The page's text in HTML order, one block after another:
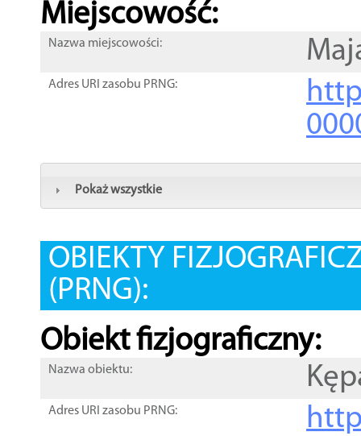
Miejscowość:
Nazwa miejscowości:
Adres URI zasobu PRNG:
Pokaż wszystkie
OBIEKTY
(PRNG):
Obiekt fizjograficzny:
Nazwa obiektu:
Adres URI zasobu PRNG: